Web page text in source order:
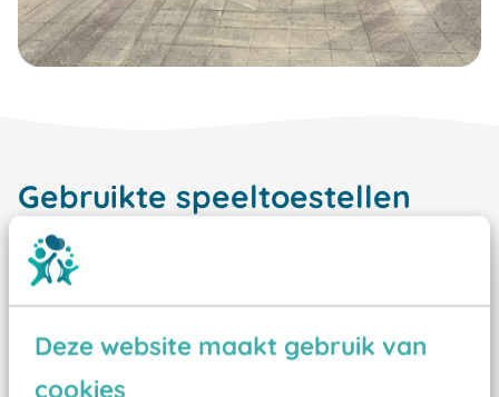
Deze website maakt gebruik van
cookies
Gebruikte speeltoestellen